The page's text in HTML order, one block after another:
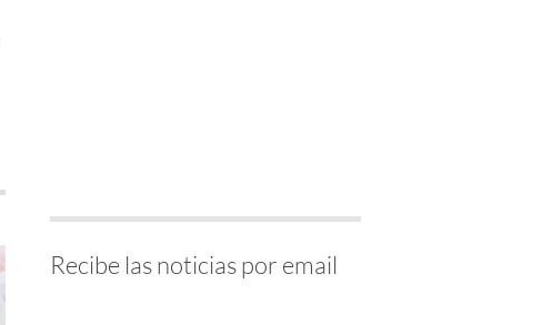
Recibe las noticias por email